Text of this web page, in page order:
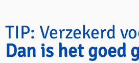
TIP: Verzekerd
Dan is het goed